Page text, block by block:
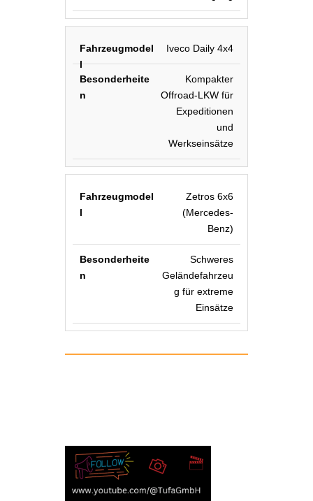
Iveco Daily 4x4
Kompakter
Offroad-LKW für
Expeditionen
und
Werkseinsätze
Zetros 6x6
(Mercedes-
Benz)
Schweres
Geländefahrzeu
g für extreme
Einsätze